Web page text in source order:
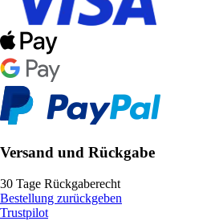
Versand und Rückgabe
30 Tage Rückgaberecht
Bestellung zurückgeben
Trustpilot